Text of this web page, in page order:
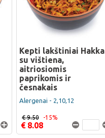
Kepti lakštiniai Hakka
su vištiena,
aitriosiomis
paprikomis ir
česnakais
Alergenai - 2,10,12
€ 8.08
€ 9.50 -15%